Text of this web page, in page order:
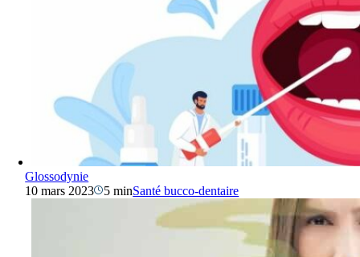
Glossodynie
10 mars 2023
5 minSanté bucco-dentaire